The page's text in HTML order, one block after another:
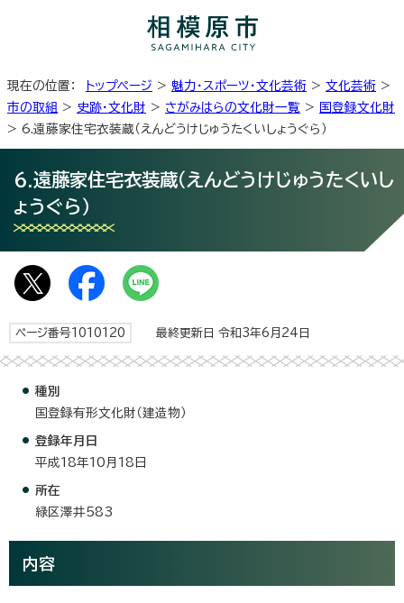
現在の位置： トップページ > 魅力・スポーツ・文化芸術 > 文化芸術 >
市の取組 > 史跡・文化財 > さがみはらの文化財一覧 > 国登録文化財
> 6.遠藤家住宅衣装蔵（えんどうけじゅうたくいしょうぐら）
6.遠藤家住宅衣装蔵（えんどうけじゅうたくいし
ょうぐら）
ページ番号1010120 最終更新日 令和3年6月24日
種別
国登録有形文化財（建造物）
登録年月日
平成18年10月18日
所在
緑区澤井583
内容